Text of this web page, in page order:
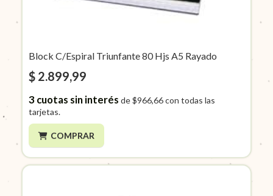
Block C/Espiral Triunfante 80 Hjs A5 Rayado
$ 2.899,99
3cuotas sin interés de$966,66con todas las
tarjetas.
COMPRAR